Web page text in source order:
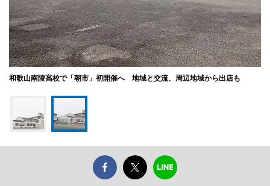
和歌山南陵高校で「朝市」初開催へ 地域と交流、周辺地域から出店も